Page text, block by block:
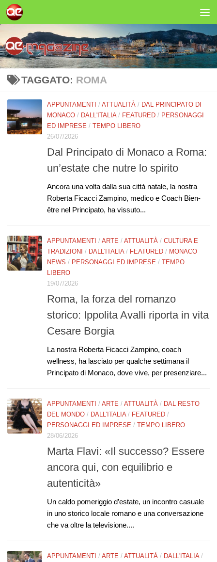
Salta al contenuto
TAGGATO: ROMA
APPUNTAMENTI / ATTUALITÀ / DAL PRINCIPATO DI
MONACO / DALL'ITALIA/ FEATURED / PERSONAGGI
ED IMPRESE / TEMPO LIBERO
26/07/2026
Dal Principato di Monaco a Roma:
un’estate che nutre lo spirito
Ancora una volta dalla sua città natale, la nostra
Roberta Ficacci Zampino, medico e Coach Bien-
être nel Principato, ha vissuto...
APPUNTAMENTI / ARTE / ATTUALITÀ / CULTURA E
TRADIZIONI / DALL'ITALIA / FEATURED / MONACO
NEWS / PERSONAGGI ED IMPRESE / TEMPO
LIBERO
19/07/2026
Roma, la forza del romanzo
storico: Ippolita Avalli riporta in vita
Cesare Borgia
La nostra Roberta Ficacci Zampino, coach
wellness, ha lasciato per qualche settimana il
Principato di Monaco, dove vive, per presenziare...
APPUNTAMENTI / ARTE / ATTUALITÀ / DAL RESTO
DEL MONDO / DALL'ITALIA / FEATURED /
PERSONAGGI ED IMPRESE / TEMPO LIBERO
28/06/2026
Marta Flavi: «Il successo? Essere
ancora qui, con equilibrio e
autenticità»
Un caldo pomeriggio d’estate, un incontro casuale
in uno storico locale romano e una conversazione
che va oltre la televisione....
APPUNTAMENTI / ARTE / ATTUALITÀ / DALL'ITALIA /